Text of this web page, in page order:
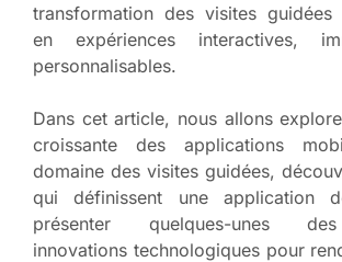
transformation des visites guidées
en expériences interactives,
personnalisables.
Dans cet article, nous allons
croissante des applications
domaine des visites guidées,
qui définissent une application
présenter quelques-unes
innovations technologiques pour